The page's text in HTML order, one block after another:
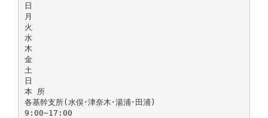
日
月
火
水
木
金
土
日
本 所
各基幹支所(水俣･津奈木･湯浦･田浦)
9:00∼17:00